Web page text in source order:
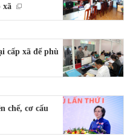
xã
cấp xã để phù
chế, cơ cấu